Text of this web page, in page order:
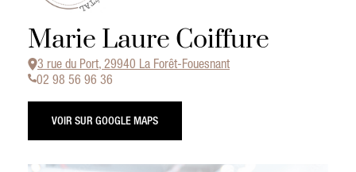
Marie Laure Coiffure
3 rue du Port, 29940 La Forêt-Fouesnant
02 98 56 96 36
VOIR SUR GOOGLE MAPS